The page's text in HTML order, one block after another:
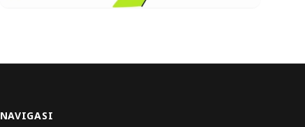
NAVIGASI